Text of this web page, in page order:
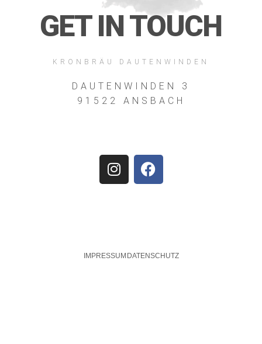
GET IN TOUCH
KRONBRÄU DAUTENWINDEN
DAUTENWINDEN 3
91522 ANSBACH
IMPRESSUM DATENSCHUTZ